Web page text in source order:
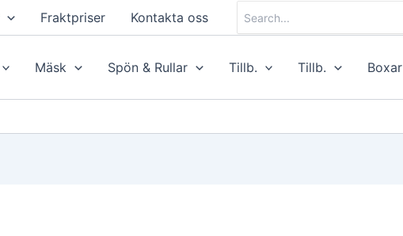
Fraktpriser Kontakta oss
for:
Mäsk Spön & Rullar Tillb. Tillb. Boxar